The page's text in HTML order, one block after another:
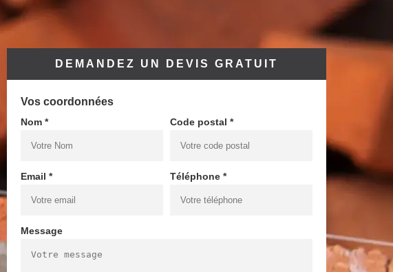
DEMANDEZ UN DEVIS GRATUIT
Vos coordonnées
Nom * Code postal *
Email * Téléphone *
Message